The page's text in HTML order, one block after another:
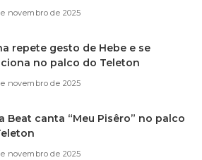
novembro de 2025
repete gesto de Hebe e se
no palco do Teleton
novembro de 2025
Beat canta “Meu Pisêro” no palco
novembro de 2025